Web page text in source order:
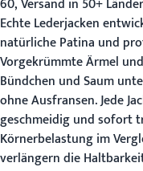
60, Versand in 50+
Echte Lederjacken
natürliche Patina und
Vorgekrümmte Ärmel
Bündchen und Saum
ohne Ausfransen. Jede
geschmeidig und sofort
Körnerbelastung im
verlängern die